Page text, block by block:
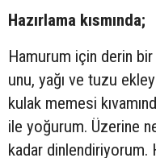
Hazırlama kısmında;
Hamurum için derin bir
unu, yağı ve tuzu
kulak memesi
ile yoğurum. Üzerine
kadar dinlendiriyorum.